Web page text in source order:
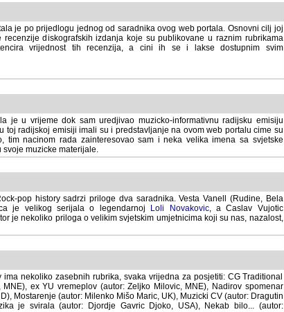
je po prijedlogu jednog od saradnika ovog web portala. Osnovni cilj joj
diskografskih izdanja koje su publikovane u raznim rubrikama
vrijednost tih recenzija, a cini ih se i lakse dostupnim svim
je u vrijeme dok sam uredjivao muzicko-informativnu radijsku emisiju
toj radijskoj emisiji imali su i predstavljanje na ovom web portalu cime su
tim nacinom rada zainteresovao sam i neka velika imena sa svjetske
muzicke materijale.
pop history sadrzi priloge dva saradnika. Vesta Vanell (Rudine, Bela
je velikog serijala o legendarnoj
Loli Novakovic, a Caslav Vujotic
je nekoliko priloga o velikim svjetskim umjetnicima koji su nas, nazalost,
ima nekoliko zasebnih rubrika, svaka vrijedna za posjetiti: CG Traditional
MNE), ex YU vremeplov (autor: Zeljko Milovic, MNE), Nadirov spomenar
Mostarenje (autor: Milenko Mišo Maric, UK), Muzicki CV (autor: Dragutin
je svirala (autor: Djordje Gavric Djoko, USA), Nekab bilo... (autor: